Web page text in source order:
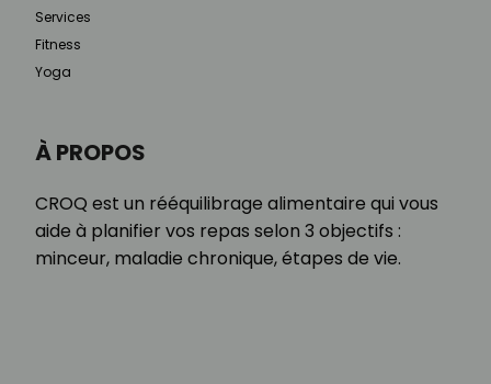
À PROPOS
CROQ est un rééquilibrage alimentaire qui vous
aide à planifier vos repas selon 3 objectifs :
minceur, maladie chronique, étapes de vie.
Services
Fitness
Yoga